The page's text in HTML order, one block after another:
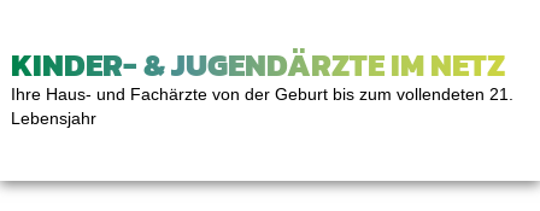
KINDER- & JUGENDÄRZTE IM NETZ
Ihre Haus- und Fachärzte von der Geburt bis zum vollendeten 21.
Lebensjahr